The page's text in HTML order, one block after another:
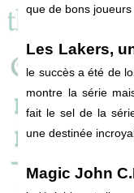
que de bons
Les Lakers,
le succès a été de
montre la série
fait le sel de la
une destinée
Magic John